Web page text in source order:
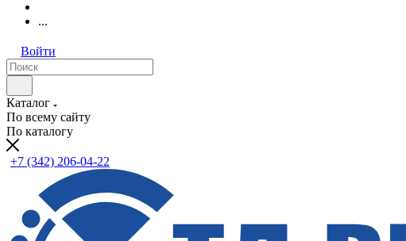
...
Войти
Каталог
По всему сайту
По каталогу
+7 (342) 206-04-22